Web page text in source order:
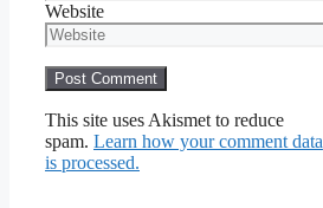
Website
This site uses Akismet to reduce
spam. Learn how your comment data
is processed.